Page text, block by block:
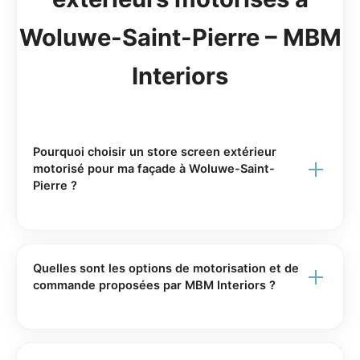
Woluwe-Saint-Pierre – MBM
Interiors
Pourquoi choisir un store screen extérieur
motorisé pour ma façade à Woluwe-Saint-
Pierre ?
vue vers l’extérieur. À Woluwe-Saint-Pierre, où
l’ensoleillement peut être intense sur certaines
Quelles sont les options de motorisation et de
commande proposées par MBM Interiors ?